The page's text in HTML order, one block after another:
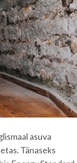
asuva
Tänaseks